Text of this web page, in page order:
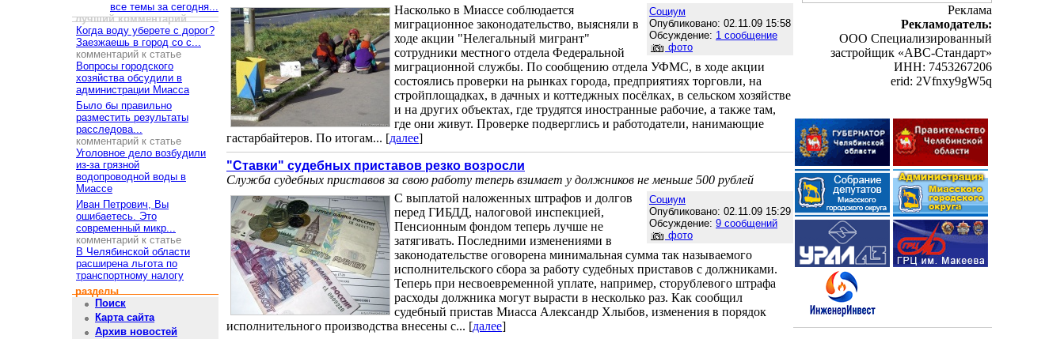
все темы за сегодня...
лучший комментарий
Когда воду уберете с дорог?
Заезжаешь в город со с...
комментарий к статье
Вопросы городского
хозяйства обсудили в
администрации Миасса
Было бы правильно
разместить результаты
расследова...
комментарий к статье
Уголовное дело возбудили
из-за грязной
водопроводной воды в
Миассе
Иван Петрович, Вы
ошибаетесь. Это
современный микр...
комментарий к статье
В Челябинской области
расширена льгота по
транспортному налогу
разделы
Поиск
Карта сайта
Архив новостей
Социум
Опубликовано: 02.11.09 15:58
Обсуждение: 1 сообщение
фото
Насколько в Миассе соблюдается
миграционное законодательство, выясняли в
ходе акции "Нелегальный мигрант"
сотрудники местного отдела Федеральной
миграционной службы. По сообщению отдела УФМС, в ходе акции
состоялись проверки на рынках города, предприятиях торговли, на
стройплощадках, в дачных и коттеджных посёлках, в сельском хозяйстве
и на других объектах, где трудятся иностранные рабочие, а также там,
где они живут. Проверке подверглись и работодатели, нанимающие
гастарбайтеров. По итогам... [далее]
"Ставки" судебных приставов резко возросли
Служба судебных приставов за свою работу теперь взимает у должников не меньше 500 рублей
Социум
Опубликовано: 02.11.09 15:29
Обсуждение: 9 сообщений
фото
С выплатой наложенных штрафов и долгов
перед ГИБДД, налоговой инспекцией,
Пенсионным фондом теперь лучше не
затягивать. Последними изменениями в
законодательстве оговорена минимальная сумма так называемого
исполнительского сбора за работу судебных приставов с должниками.
Теперь при несвоевременной уплате, например, сторублевого штрафа
расходы должника могут вырасти в несколько раз. Как сообщил
судебный пристав Миасса Александр Хлыбов, изменения в порядок
исполнительного производства внесены с... [далее]
Реклама
Рекламодатель:
ООО Специализированный
застройщик «АВС-Стандарт»
ИНН: 7453267206
erid: 2Vfnxy9gW5q